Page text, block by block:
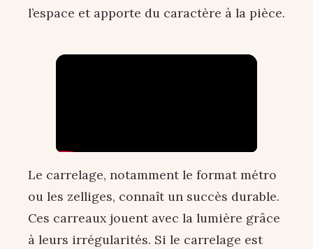
l’espace et apporte du caractère à la pièce.
Le carrelage, notamment le format métro
ou les zelliges, connaît un succès durable.
Ces carreaux jouent avec la lumière grâce
à leurs irrégularités. Si le carrelage est